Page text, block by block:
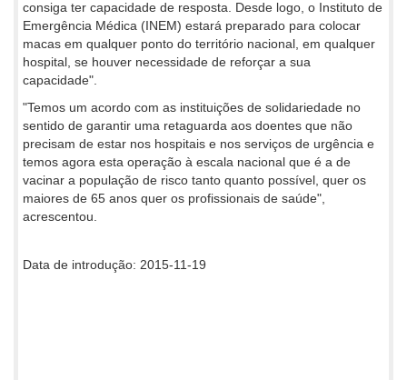
consiga ter capacidade de resposta. Desde logo, o Instituto de
Emergência Médica (INEM) estará preparado para colocar
macas em qualquer ponto do território nacional, em qualquer
hospital, se houver necessidade de reforçar a sua
capacidade".
"Temos um acordo com as instituições de solidariedade no
sentido de garantir uma retaguarda aos doentes que não
precisam de estar nos hospitais e nos serviços de urgência e
temos agora esta operação à escala nacional que é a de
vacinar a população de risco tanto quanto possível, quer os
maiores de 65 anos quer os profissionais de saúde",
acrescentou.
Data de introdução: 2015-11-19